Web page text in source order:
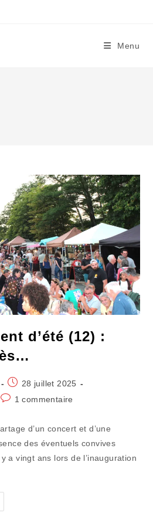
Menu
d’été (12) :
Publication
publiée :
28 juillet 2025
Commentaires
publication :
1 commentaire
d’un concert et d’une
des éventuels convives
a vingt ans lors de l’inauguration